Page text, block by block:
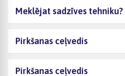
Meklējat sadzīves tehniku?
Pirkšanas ceļvedis
Pirkšanas ceļvedis